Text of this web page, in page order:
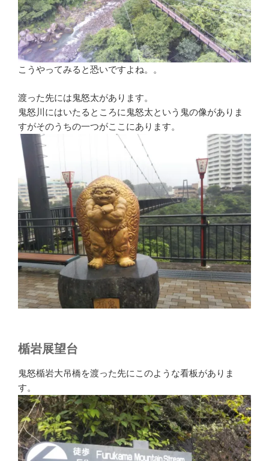
こうやってみると恐いですよね。。
渡った先には鬼怒太があります。
鬼怒川にはいたるところに鬼怒太という鬼の像がありま
すがそのうちの一つがここにあります。
楯岩展望台
鬼怒楯岩大吊橋を渡った先にこのような看板がありま
す。